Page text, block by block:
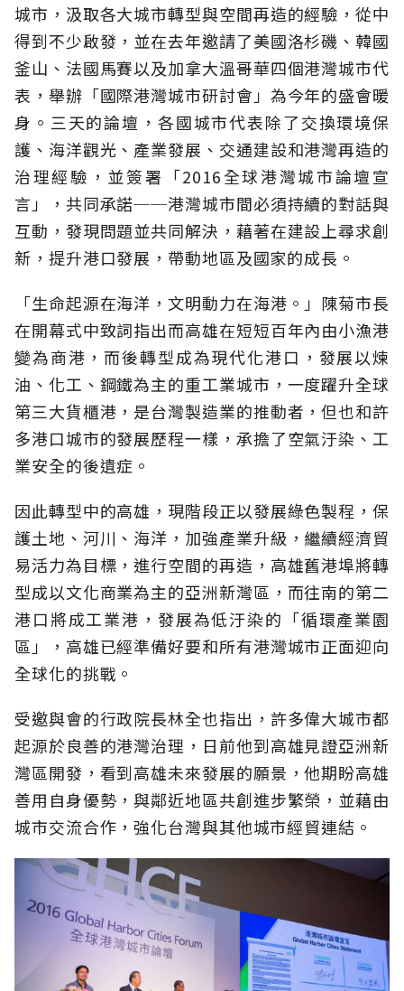
城市，汲取各大城市轉型與空間再造的經驗，從中
得到不少啟發，並在去年邀請了美國洛杉磯、韓國
釜山、法國馬賽以及加拿大溫哥華四個港灣城市代
表，舉辦「國際港灣城市研討會」為今年的盛會暖
身。三天的論壇，各國城市代表除了交換環境保
護、海洋觀光、產業發展、交通建設和港灣再造的
治理經驗，並簽署「2016全球港灣城市論壇宣
言」，共同承諾──港灣城市間必須持續的對話與
互動，發現問題並共同解決，藉著在建設上尋求創
新，提升港口發展，帶動地區及國家的成長。
「生命起源在海洋，文明動力在海港。」陳菊市長
在開幕式中致詞指出而高雄在短短百年內由小漁港
變為商港，而後轉型成為現代化港口，發展以煉
油、化工、鋼鐵為主的重工業城市，一度躍升全球
第三大貨櫃港，是台灣製造業的推動者，但也和許
多港口城市的發展歷程一樣，承擔了空氣汙染、工
業安全的後遺症。
因此轉型中的高雄，現階段正以發展綠色製程，保
護土地、河川、海洋，加強產業升級，繼續經濟貿
易活力為目標，進行空間的再造，高雄舊港埠將轉
型成以文化商業為主的亞洲新灣區，而往南的第二
港口將成工業港，發展為低汙染的「循環產業園
區」，高雄已經準備好要和所有港灣城市正面迎向
全球化的挑戰。
受邀與會的行政院長林全也指出，許多偉大城市都
起源於良善的港灣治理，日前他到高雄見證亞洲新
灣區開發，看到高雄未來發展的願景，他期盼高雄
善用自身優勢，與鄰近地區共創進步繁榮，並藉由
城市交流合作，強化台灣與其他城市經貿連結。